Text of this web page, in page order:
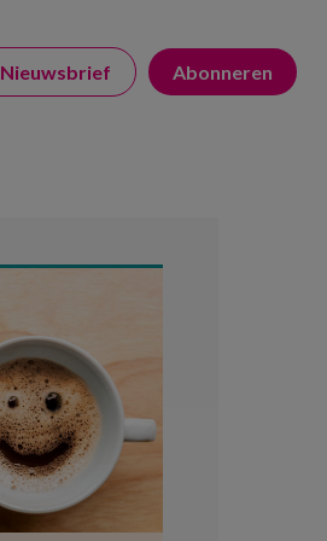
Nieuwsbrief Abonneren